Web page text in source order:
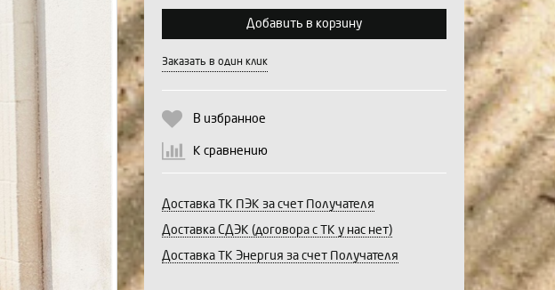
Продолжить Отмена
Добавить в корзину
Заказать в один клик
В избранное
К сравнению
Доставка ТК ПЭК за счет Получателя
Доставка СДЭК (договора с ТК у нас нет)
Доставка ТК Энергия за счет Получателя